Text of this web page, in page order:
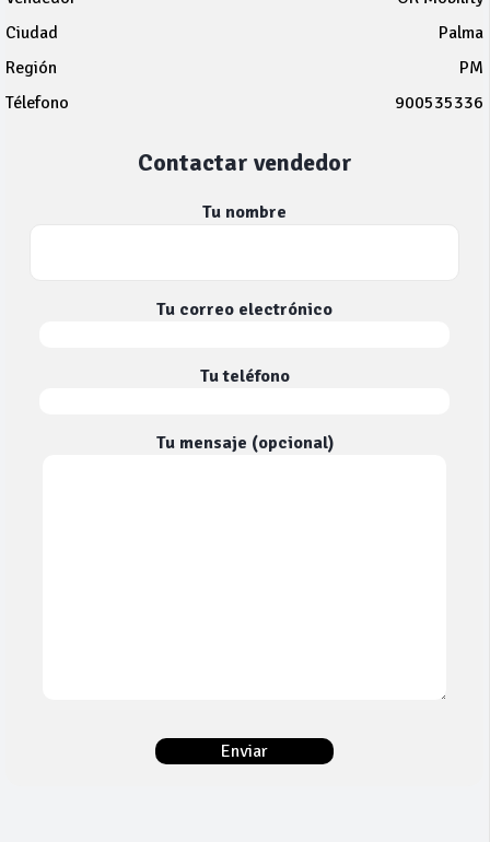
Ciudad
Palma
Región
PM
Télefono
900535336
Contactar vendedor
Tu nombre
Tu correo electrónico
Tu teléfono
Tu mensaje (opcional)